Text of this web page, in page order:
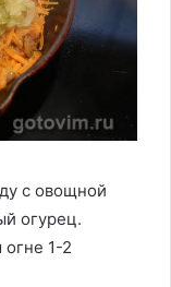
с овощной
огурец.
1-2